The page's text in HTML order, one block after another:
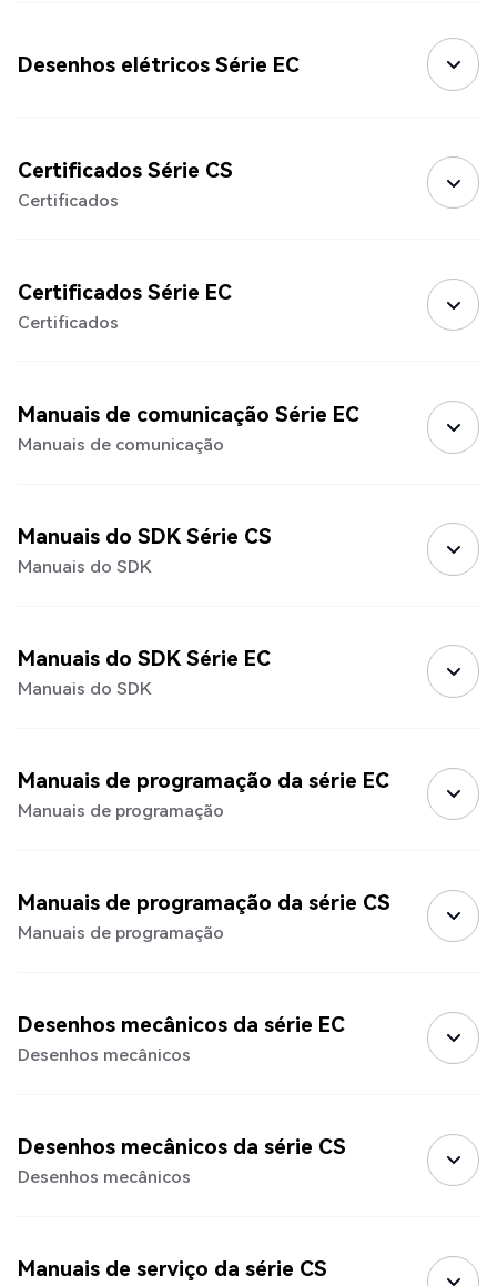
Desenhos elétricos Série EC
Certificados Série CS
Certificados
Certificados Série EC
Certificados
Manuais de comunicação Série EC
Manuais de comunicação
Manuais do SDK Série CS
Manuais do SDK
Manuais do SDK Série EC
Manuais do SDK
Manuais de programação da série EC
Manuais de programação
Manuais de programação da série CS
Manuais de programação
Desenhos mecânicos da série EC
Desenhos mecânicos
Desenhos mecânicos da série CS
Desenhos mecânicos
Manuais de serviço da série CS